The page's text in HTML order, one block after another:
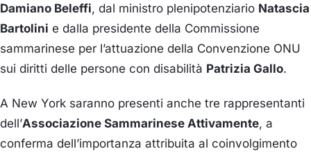
Damiano Beleffi, dal ministro plenipotenziario Natascia
Bartolini e dalla presidente della Commissione
sammarinese per l’attuazione della Convenzione ONU
sui diritti delle persone con disabilità Patrizia Gallo.
A New York saranno presenti anche tre rappresentanti
dell’Associazione Sammarinese Attivamente, a
conferma dell’importanza attribuita al coinvolgimento